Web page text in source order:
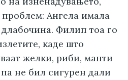
Ангела имала
Филип тоа го
каде што
желки, риби, манти
не бил сигурен дали